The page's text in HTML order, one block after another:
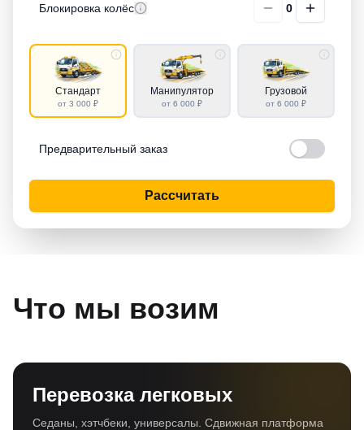
Блокировка колёс 0
Стандарт
от 3 000 ₽
Манипулятор
от 6 000 ₽
Грузовой
от 6 000 ₽
Предварительный заказ
Рассчитать
Что мы возим
Перевозка легковых
Седаны, хэтчбеки, универсалы. Сдвижная платформа